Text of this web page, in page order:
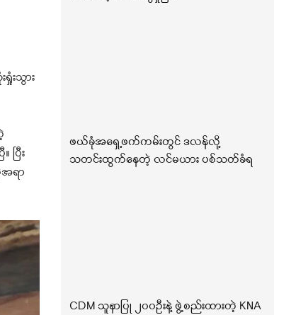
းသွား
ြီး
အရာ
ဖယ်ခုံအရှေ့ဖက်ကမ်းတွင် ဒလန်လို့
သတင်းထွက်နေတဲ့ လင်မယား ပစ်သတ်ခံရ
CDM သူနာပြု ၂၀၀ဦးနဲ့ ဖွဲ့စည်းထားတဲ့ KNA